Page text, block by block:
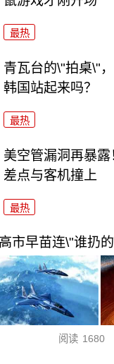
最热
青瓦台的\"拍桌\"
韩国站起来吗？
最热
美空管漏洞再暴
差点与客机撞上
最热
市早苗连\"谁扔的
阅读 1680